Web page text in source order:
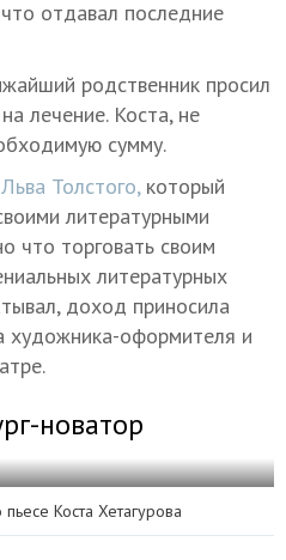
отдавал последние
родственник просил
лечение. Коста, не
сумму.
Льва Толстого,который
литературными
что торговать своим
литературных
доход приносила
художника-оформителя и
новатор
Коста Хетагурова